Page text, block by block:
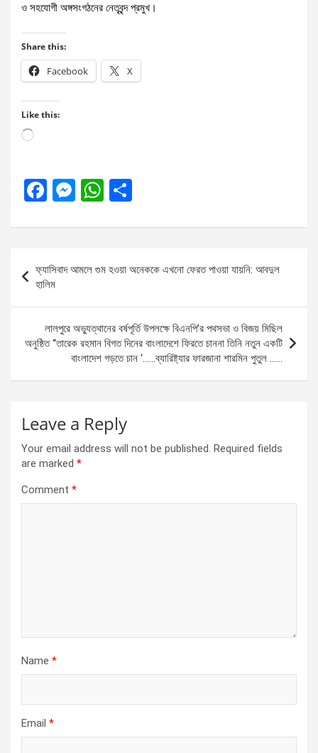
ও সহযোগী অঙ্গসংগঠনের নেতৃবৃন্দ প্রমুখ।
Share this:
Facebook X
Like this:
Loading…
F
ce
b
o
o
k
M
se
g
er
W
at
A
p
p
ar
navigation
ফ্যাসিবাদ আমলে গুম হওয়া অনেককে এখনো ফেরত পাওয়া যায়নি: আবদুল
হালিম
লালপুরে অভ্যুত্থানের বর্ষপূর্তি উপলক্ষে বিএনপি’র পথসভা ও বিজয় মিছিল
অনুষ্ঠিত ‘‘তারেক রহমান বিগত দিনের বাংলাদেশে ফিরতে চাননা তিনি নতুন একটি
বাংলাদেশ গড়তে চান ‘……ব্যারিষ্ট্যার ফারজানা শারমিন পুতুল ……
Leave a Reply
Your email address will not be published. Required fields
are marked *
Comment *
Name *
Email *